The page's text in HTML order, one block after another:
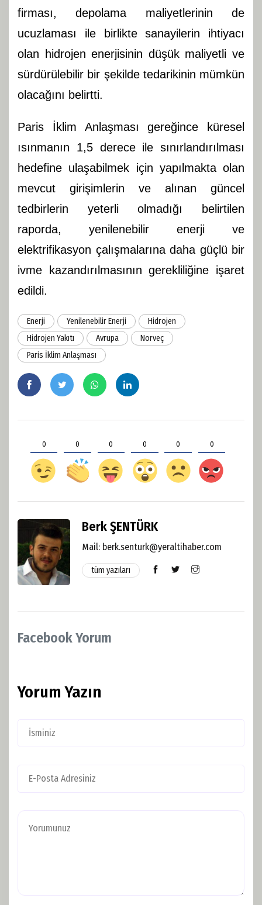
firması, depolama maliyetlerinin de
ucuzlaması ile birlikte sanayilerin ihtiyacı
olan hidrojen enerjisinin düşük maliyetli ve
sürdürülebilir bir şekilde tedarikinin mümkün
olacağını belirtti.
Paris İklim Anlaşması gereğince küresel
ısınmanın 1,5 derece ile sınırlandırılması
hedefine ulaşabilmek için yapılmakta olan
mevcut girişimlerin ve alınan güncel
tedbirlerin yeterli olmadığı belirtilen
raporda, yenilenebilir enerji ve
elektrifikasyon çalışmalarına daha güçlü bir
ivme kazandırılmasının gerekliliğine işaret
edildi.
Enerji Yenilenebilir Enerji
Hidrojen
Hidrojen Yakıtı
Avrupa
Norveç
Paris İklim Anlaşması
0 0 0 0 0 0
Berk ŞENTÜRK
Mail: berk.senturk@yeraltihaber.com
tüm yazıları
Facebook Yorum
Yorum Yazın